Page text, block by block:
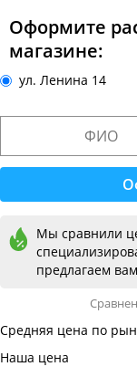
Оформите
магазине:
ул. Ленина 14
Мы сравнили
предлагаем
Средняя цена по
Наша цена